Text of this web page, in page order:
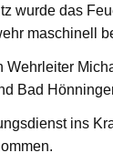
wurde das
maschinell
Wehrleiter
Bad
ins